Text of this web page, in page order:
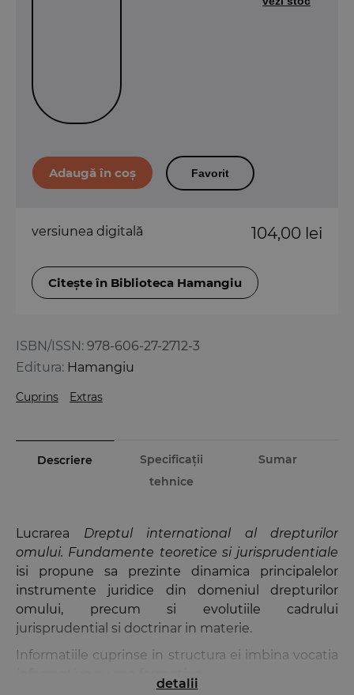
ISBN/ISSN: 978-606-27-2712-3
Editura: Hamangiu
Cuprins Extras
Favorit
versiunea digitală 104,00 lei
Citește în Biblioteca Hamangiu
Descriere
Specificații
tehnice
Sumar
Lucrarea Dreptul international al drepturilor
omului. Fundamente teoretice si jurisprudentiale
isi propune sa prezinte dinamica principalelor
instrumente juridice din domeniul drepturilor
omului, precum si evolutiile cadrului
jurisprudential si doctrinar in materie.
Informatiile cuprinse in structura ei imbina vocatia
formativa
detalii